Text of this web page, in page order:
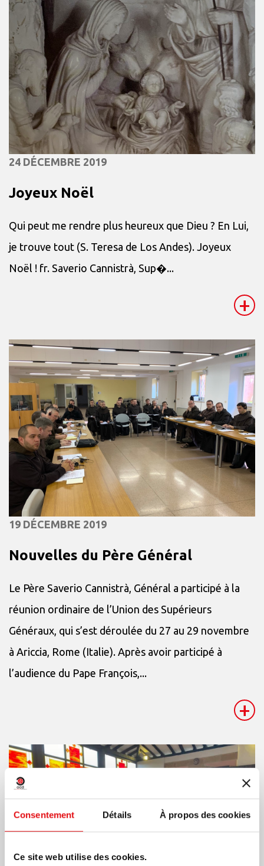
Consentement Détails À propos des cookies
Ce site web utilise des cookies.
24 DÉCEMBRE 2019
Joyeux Noël
Qui peut me rendre plus heureux que Dieu ? En Lui,
je trouve tout (S. Teresa de Los Andes). Joyeux
Noël ! fr. Saverio Cannistrà, Sup�...
+
19 DÉCEMBRE 2019
Nouvelles du Père Général
Le Père Saverio Cannistrà, Général a participé à la
réunion ordinaire de l’Union des Supérieurs
Généraux, qui s’est déroulée du 27 au 29 novembre
à Ariccia, Rome (Italie). Après avoir participé à
l’audience du Pape François,...
+